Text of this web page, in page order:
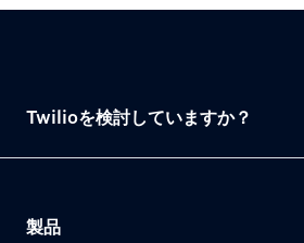
Twilioを検討していますか？
製品